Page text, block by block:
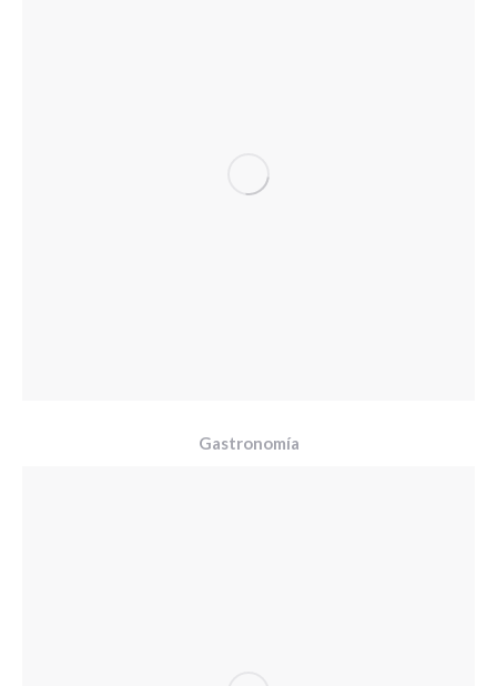
Gastronomía